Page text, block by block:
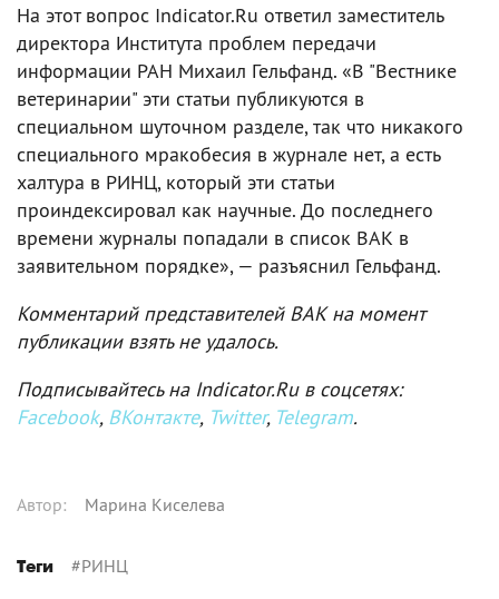
На этот вопрос Indicator.Ru ответил заместитель
директора Института проблем передачи
информации РАН Михаил Гельфанд. «В "Вестнике
ветеринарии" эти статьи публикуются в
специальном шуточном разделе, так что никакого
специального мракобесия в журнале нет, а есть
халтура в РИНЦ, который эти статьи
проиндексировал как научные. До последнего
времени журналы попадали в список ВАК в
заявительном порядке», — разъяснил Гельфанд.
Комментарий представителей ВАК на момент
публикации взять не удалось.
Подписывайтесь на Indicator.Ru в соцсетях:
Facebook, ВКонтакте, Twitter, Telegram.
Автор: Марина Киселева
Теги #РИНЦ